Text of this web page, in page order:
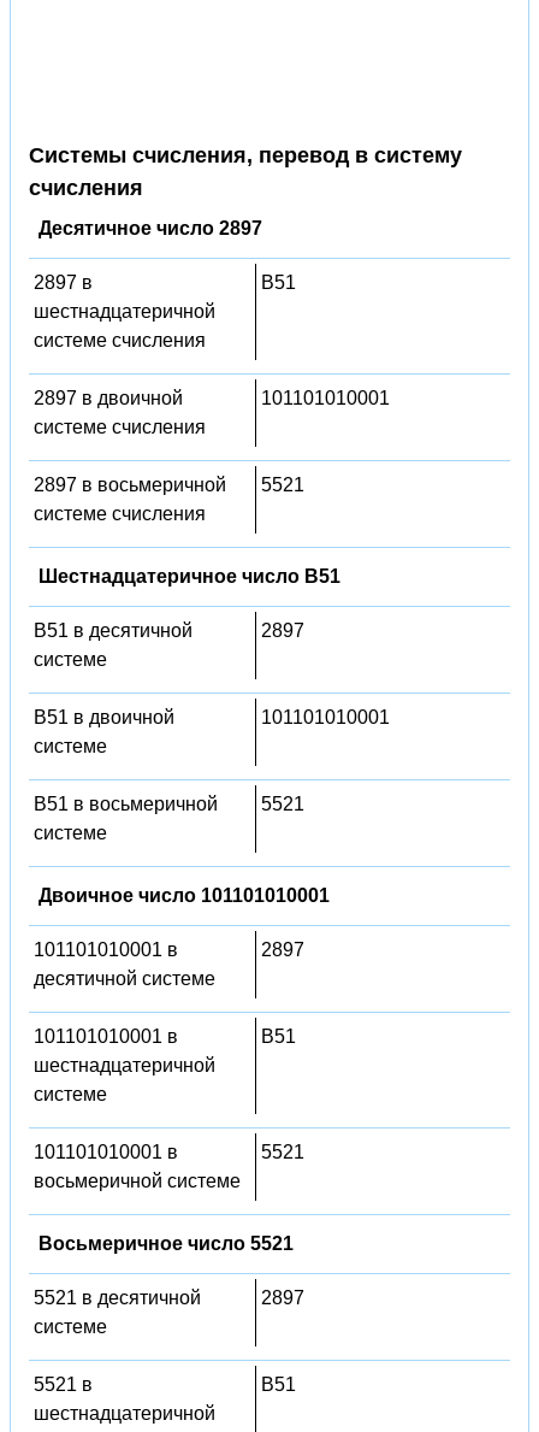
Системы счисления, перевод в систему
счисления
Десятичное число 2897
2897 в
шестнадцатеричной
системе счисления
B51
2897 в двоичной
системе счисления
101101010001
2897 в восьмеричной
системе счисления
5521
Шестнадцатеричное число B51
B51 в десятичной
системе
2897
B51 в двоичной
системе
101101010001
B51 в восьмеричной
системе
5521
Двоичное число 101101010001
101101010001 в
десятичной системе
2897
101101010001 в
шестнадцатеричной
системе
B51
101101010001 в
восьмеричной системе
5521
Восьмеричное число 5521
5521 в десятичной
системе
2897
5521 в
шестнадцатеричной
B51